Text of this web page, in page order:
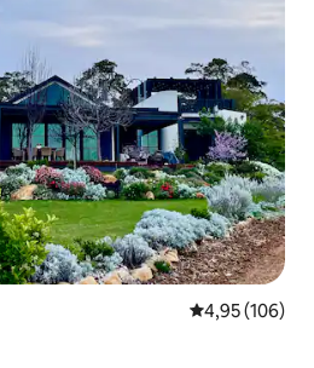
4,95 de uma
4,95 (106)